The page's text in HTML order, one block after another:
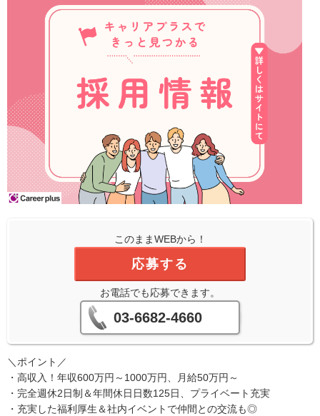
このままWEBから！
応募する
お電話でも応募できます。
03-6682-4660
＼ポイント／
・高収入！年収600万円～1000万円、月給50万円～
・完全週休2日制＆年間休日日数125日、プライベート充実
・充実した福利厚生＆社内イベントで仲間との交流も◎